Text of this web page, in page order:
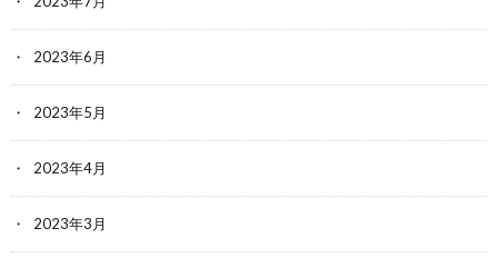
2023年6月
2023年5月
2023年4月
2023年3月